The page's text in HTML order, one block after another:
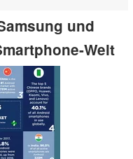
und
Welt